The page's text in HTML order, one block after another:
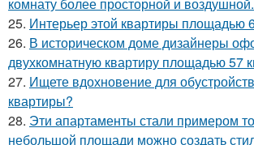
25. Интерьер этой квартиры площадью
26. В историческом доме дизайнеры
двухкомнатную квартиру площадью 57
27. Ищете вдохновение для
квартиры?
28. Эти апартаменты стали примером
небольшой площади можно создать